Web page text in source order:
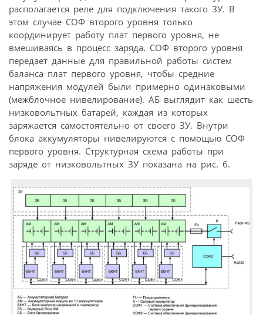
располагается реле для подключения такого ЗУ. В
этом случае СОФ второго уровня только
координирует работу плат первого уровня, не
вмешиваясь в процесс заряда. СОФ второго уровня
передает данные для правильной работы систем
баланса плат первого уровня, чтобы средние
напряжения модулей были примерно одинаковыми
(межблочное нивелирование). АБ выглядит как шесть
низковольтных батарей, каждая из которых
заряжается самостоятельно от своего ЗУ. Внутри
блока аккумуляторы нивелируются с помощью СОФ
первого уровня. Структурная схема работы при
заряде от низковольтных ЗУ показана на рис. 6.